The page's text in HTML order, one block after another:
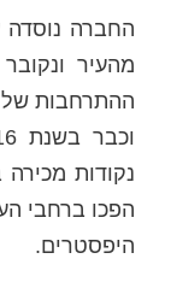
החברה נוסדה
מהעיר
ההתרחבות של
הפכו ברחבי
היפסטרים.